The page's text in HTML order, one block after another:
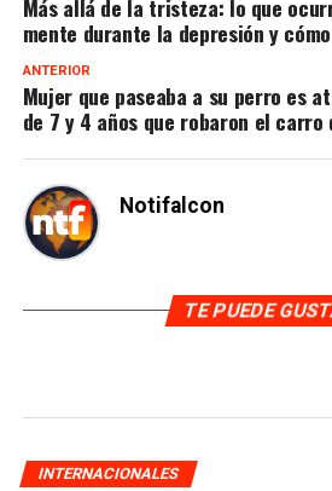
Más allá de la tristeza: lo que
mente durante la depresión y
ANTERIOR
Mujer que paseaba a su perro es
de 7 y 4 años que robaron el carro
Notifalcon
TE PUEDE
INTERNACIONALES